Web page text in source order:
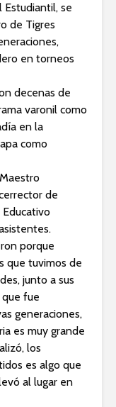
Estudiantil, se
de Tigres
en torneos
decenas de
varonil como
en la
como
de
porque
que tuvimos de
junto a sus
fue
generaciones,
es muy grande
los
es algo que
al lugar en